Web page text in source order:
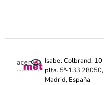
Isabel Colbrand, 10
plta. 5ª-133 28050,
Madrid, España